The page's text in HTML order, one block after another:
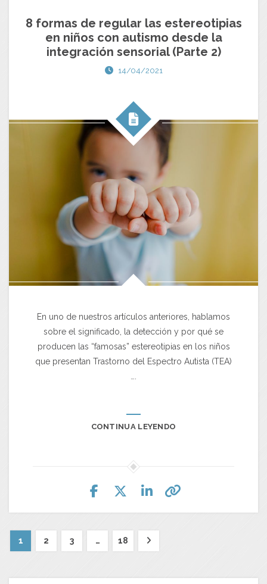
8 formas de regular las estereotipias
en niños con autismo desde la
integración sensorial (Parte 2)
14/04/2021
En uno de nuestros artículos anteriores, hablamos
sobre el significado, la detección y por qué se
producen las “famosas” estereotipias en los niños
que presentan Trastorno del Espectro Autista (TEA)
CONTINUA LEYENDO
1 2 3 … 18